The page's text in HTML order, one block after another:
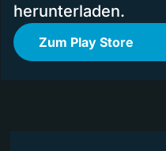
herunterladen.
Zum Play Store